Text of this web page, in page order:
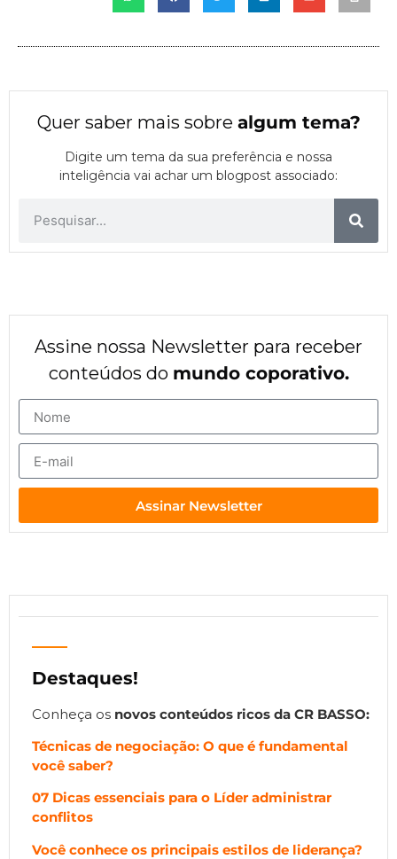
Quer saber mais sobre algum tema?
Digite um tema da sua preferência e nossa
inteligência vai achar um blogpost associado:
Assine nossa Newsletter para receber
conteúdos do mundo coporativo.
Assinar Newsletter
Destaques!
Conheça os novos conteúdos ricos da CR BASSO:
Técnicas de negociação: O que é fundamental
você saber?
07 Dicas essenciais para o Líder administrar
conflitos
Você conhece os principais estilos de liderança?